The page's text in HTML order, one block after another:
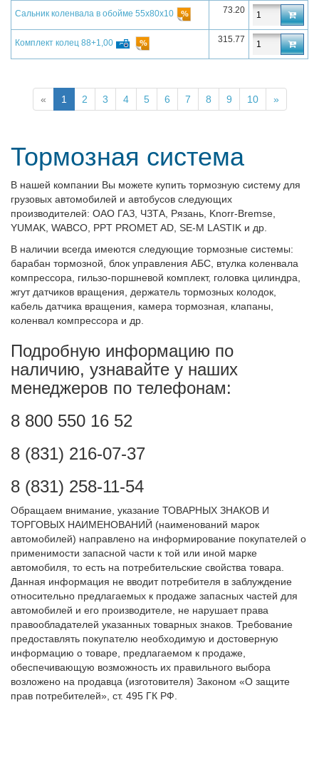
Сальник коленвала в обойме 55х80х10 73.20
Комплект колец 88+1,00 315.77
« 1 2 3 4 5 6 7 8 9 10 »
Тормозная система
В нашей компании Вы можете купить тормозную систему для
грузовых автомобилей и автобусов следующих
производителей: ОАО ГАЗ, ЧЗТА, Рязань , Knorr-Bremse,
YUMAK , WABCO , PPT PROMET AD, SE-M LASTIK и др.
В наличии всегда имеются следующие тормозные системы:
барабан тормозной, блок управления АБС, втулка коленвала
компрессора, гильзо-поршневой комплект, головка цилиндра,
жгут датчиков вращения, держатель тормозных колодок,
кабель датчика вращения, камера тормозная, клапаны,
коленвал компрессора и др.
Подробную информацию по
наличию, узнавайте у наших
менеджеров по телефонам:
8 800 550 16 52
8 (831) 216-07-37
8 (831) 258-11-54
Обращаем внимание, указание ТОВАРНЫХ ЗНАКОВ И
ТОРГОВЫХ НАИМЕНОВАНИЙ (наименований марок
автомобилей) направлено на информирование покупателей о
применимости запасной части к той или иной марке
автомобиля, то есть на потребительские свойства товара.
Данная информация не вводит потребителя в заблуждение
относительно предлагаемых к продаже запасных частей для
автомобилей и его производителе, не нарушает права
правообладателей указанных товарных знаков. Требование
предоставлять покупателю необходимую и достоверную
информацию о товаре, предлагаемом к продаже,
обеспечивающую возможность их правильного выбора
возложено на продавца (изготовителя) Законом «О защите
прав потребителей», ст. 495 ГК РФ.